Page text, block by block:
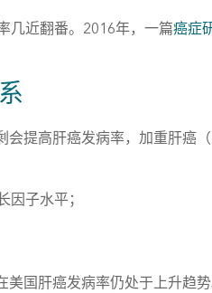
几近翻番。2016年，一篇癌症
提高肝癌发病率，加重肝癌
子水平；
国肝癌发病率仍处于上升趋